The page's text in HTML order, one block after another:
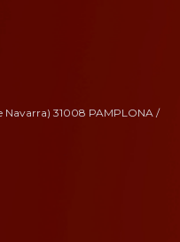
Navarra) 31008 PAMPLONA /